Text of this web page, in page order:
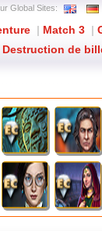
Global Sites:
| Match 3 |
Destruction de
de Talent